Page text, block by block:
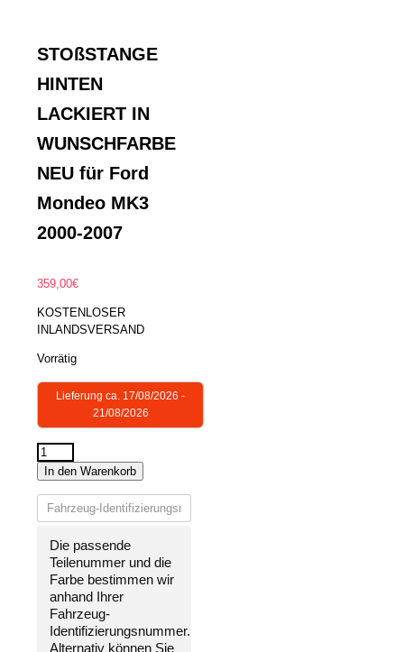
STOßSTANGE
HINTEN
LACKIERT IN
WUNSCHFARBE
NEU für Ford
Mondeo MK3
2000-2007
359,00€
KOSTENLOSER
INLANDSVERSAND
Vorrätig
Lieferung ca. 17/08/2026 -
21/08/2026
STOßSTANGE
LACKIERT
IN
WUNSCHFARBE
NEU
Ford
Mondeo
MK3
2000-
In den Warenkorb
Die passende
Teilenummer und die
Farbe bestimmen wir
anhand Ihrer
Fahrzeug-
Identifizierungsnummer.
Alternativ können Sie